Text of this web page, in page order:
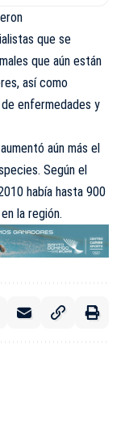
que se
que aún están
así como
enfermedades y
aún más el
Según el
había hasta 900
la región.